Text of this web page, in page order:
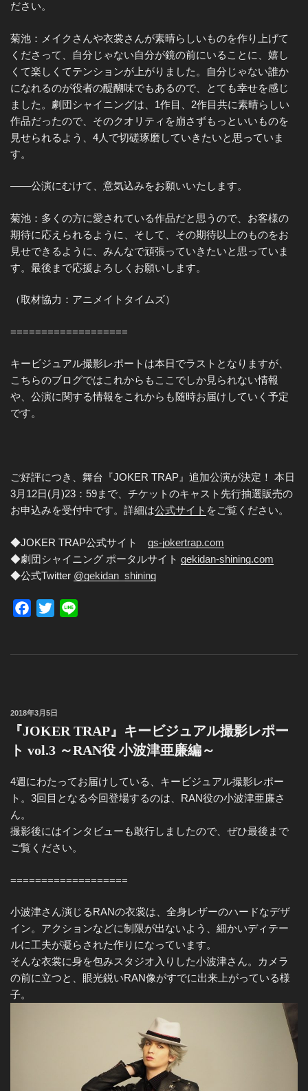
ださい。
菊池：メイクさんや衣裳さんが素晴らしいものを作り上げて
くださって、自分じゃない自分が鏡の前にいることに、嬉し
くて楽しくてテンションが上がりました。自分じゃない誰か
になれるのが役者の醍醐味でもあるので、とても幸せを感じ
ました。劇団シャイニングは、1作目、2作目共に素晴らしい
作品だったので、そのクオリティを崩さずもっといいものを
見せられるよう、4人で切磋琢磨していきたいと思っていま
す。
——公演にむけて、意気込みをお願いいたします。
菊池：多くの方に愛されている作品だと思うので、お客様の
期待に応えられるように、そして、その期待以上のものをお
見せできるように、みんなで頑張っていきたいと思っていま
す。最後まで応援よろしくお願いします。
（取材協力：アニメイトタイムズ）
===================
キービジュアル撮影レポートは本日でラストとなりますが、
こちらのブログではこれからもここでしか見られない情報
や、公演に関する情報をこれからも随時お届けしていく予定
です。
ご好評につき、舞台『JOKER TRAP』追加公演が決定！ 本日
3月12日(月)23：59まで、チケットのキャスト先行抽選販売の
お申込みを受付中です。詳細は公式サイト をご覧ください。
◆JOKER TRAP公式サイト gs-jokertrap.com
◆劇団シャイニング ポータルサイト gekidan-shining.com
◆公式Twitter @gekidan_shining
o
k
r
投
稿
2018年3月5日
『JOKER TRAP』キービジュアル撮影レポー
ト vol.3 ～RAN役 小波津亜廉編～
4週にわたってお届けしている、キービジュアル撮影レポー
ト。3回目となる今回登場するのは、RAN役の小波津亜廉さ
ん。
撮影後にはインタビューも敢行しましたので、ぜひ最後まで
ご覧ください。
===================
小波津さん演じるRANの衣裳は、全身レザーのハードなデザ
イン。アクションなどに制限が出ないよう、細かいディテー
ルに工夫が凝らされた作りになっています。
そんな衣裳に身を包みスタジオ入りした小波津さん。カメラ
の前に立つと、眼光鋭いRAN像がすでに出来上がっている様
子。